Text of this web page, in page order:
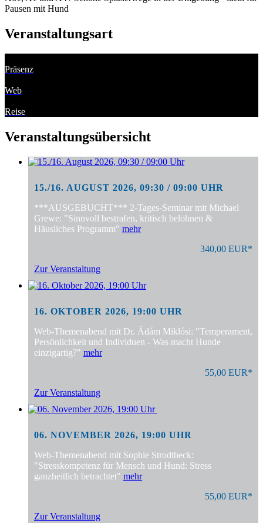
Pausen mit Hund
Veranstaltungsart
Präsenz
Web
Reise
Veranstaltungsübersicht
15./16. AUGUST 2026, 09:30 / 09:00 UHR
***AUSGEBUCHT*** 2-Tages-Seminar mit Michael
Grewe: "Sinnvoll bestrafen, kritisch belohnen &
Häusliches Programm" mehr
340,00 EUR*
Zur Veranstaltung
16. OKTOBER 2026, 19:00 UHR
Web-Themenabend mit Dr. Ádám Miklósi: "Temperament,
Persönlichkeit und Individuen - Was macht Hunde
einzigartig?" mehr
55,00 EUR*
Zur Veranstaltung
06. NOVEMBER 2026, 19:00 UHR
Web-Themenabend mit Sophie Strodtbeck:
"Stresskompetenz für Mensch und Hund: Stress
ganzheitlich betrachtet" mehr
55,00 EUR*
Zur Veranstaltung